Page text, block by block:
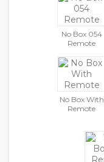
No Box 054
Remote
No Box With
Remote